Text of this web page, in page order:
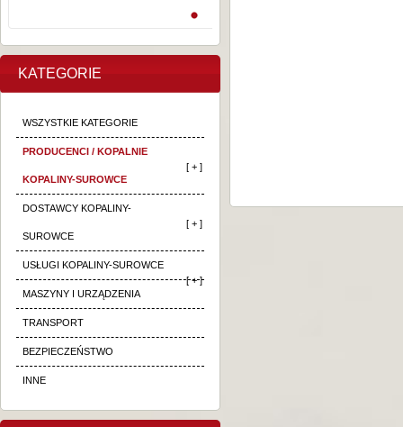
KATEGORIE
WSZYSTKIE KATEGORIE
PRODUCENCI / KOPALNIE
KOPALINY-SUROWCE
[ + ]
DOSTAWCY KOPALINY-
SUROWCE
[ + ]
USŁUGI KOPALINY-SUROWCE
[ + ]
MASZYNY I URZĄDZENIA
TRANSPORT
BEZPIECZEŃSTWO
INNE